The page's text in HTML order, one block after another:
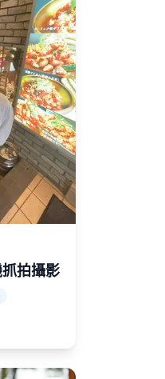
拍攝影